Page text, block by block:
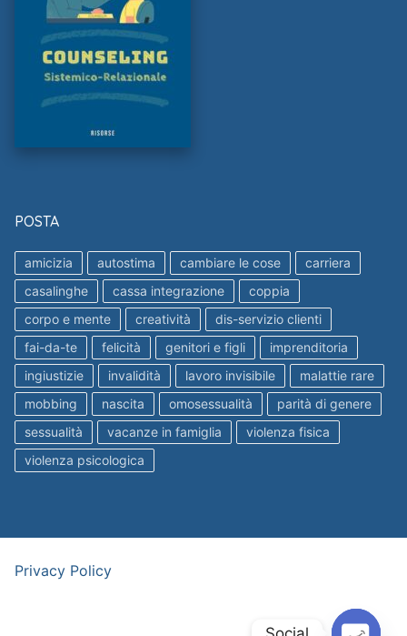
POSTA
amicizia autostima cambiare le cose
carriera
casalinghe
cassa integrazione
coppia
corpo e mente
creatività
dis-servizio clienti
fai-da-te
felicità genitori e figli
imprenditoria
ingiustizie
invalidità lavoro invisibile
malattie rare
mobbing
nascita omosessualità
parità di genere
sessualità
vacanze in famiglia
violenza fisica
violenza psicologica
Privacy Policy